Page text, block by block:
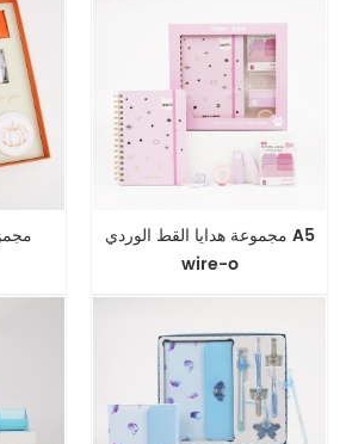
مجموعة هدايا القط الوردي A5
wire-o